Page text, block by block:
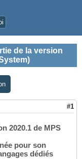
de la version
#1
2020.1 de MPS
pour son
dédiés